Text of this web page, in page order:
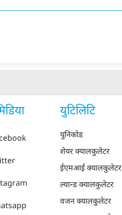
युटिलिटि
युनिकोड
शेयर क्यालकुलेटर
ईएमआई क्यालकुलेटर
ल्यान्ड क्यालकुलेटर
वजन क्यालकुलेटर